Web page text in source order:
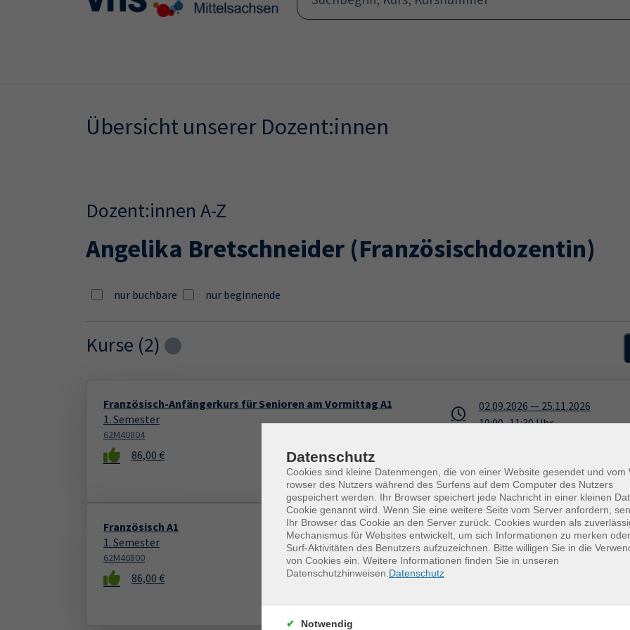
Skip to main content
Skip to page footer
Übersicht unserer Dozent:innen
Dozent:innen A-Z
Angelika Bretschneider (Französischdozentin)
nur buchbare nur beginnende
Kurse (2) Loading...
Französisch-Anfängerkurs für Senioren am Vormittag A1
1. Semester
62M40804
86,00 €
02.09.2026 — 25.11.2026
10:00–11:30Uhr
Französisch A1
1. Semester
62M40800
86,00 €
02.09.2026—25.11.2026
17:30–19:00Uhr
Mittweida, Volkshochschule
Datenschutz
Cookies sind kleine Datenmengen, die von einer Website gesendet und vom
rowser des Nutzers während des Surfens auf dem Computer des Nutzers
gespeichert werden. Ihr Browser speichert jede Nachricht in einer kleinen
Cookie genannt wird. Wenn Sie eine weitere Seite vom Server anfordern,
Ihr Browser das Cookie an den Server zurück. Cookies wurden als
Mechanismus für Websites entwickelt, um sich Informationen zu merken
Surf-Aktivitäten des Benutzers aufzuzeichnen. Bitte willigen Sie in die
von Cookies ein. Weitere Informationen finden Sie in unseren
Datenschutzhinweisen. Datenschutz
Notwendig